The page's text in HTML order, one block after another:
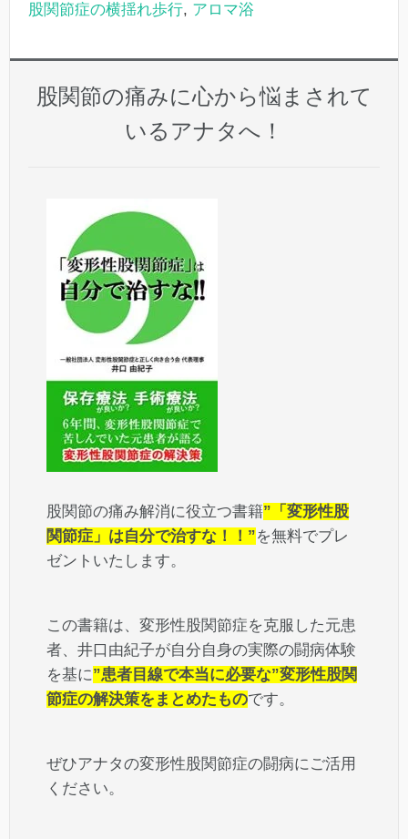
股関節症の横揺れ歩行, アロマ浴
股関節の痛みに心から悩まされて
いるアナタへ！
股関節の痛み解消に役立つ書籍”「変形性股
関節症」は自分で治すな！！”を無料でプレ
ゼントいたします。
この書籍は、変形性股関節症を克服した元患
者、井口由紀子が自分自身の実際の闘病体験
を基に”患者目線で本当に必要な”変形性股関
節症の解決策をまとめたものです。
ぜひアナタの変形性股関節症の闘病にご活用
ください。